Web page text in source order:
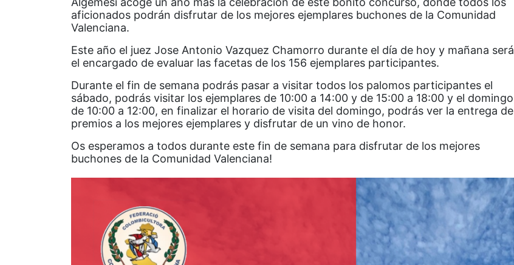
aficionados podrán disfrutar de los mejores ejemplares buchones de la Comunidad
Valenciana.
Este año el juez Jose Antonio Vazquez Chamorro durante el día de hoy y mañana será
el encargado de evaluar las facetas de los 156 ejemplares participantes.
Durante el fin de semana podrás pasar a visitar todos los palomos participantes el
sábado, podrás visitar los ejemplares de 10:00 a 14:00 y de 15:00 a 18:00 y el domingo
de 10:00 a 12:00, en finalizar el horario de visita del domingo, podrás ver la entrega de
premios a los mejores ejemplares y disfrutar de un vino de honor.
Os esperamos a todos durante este fin de semana para disfrutar de los mejores
buchones de la Comunidad Valenciana!